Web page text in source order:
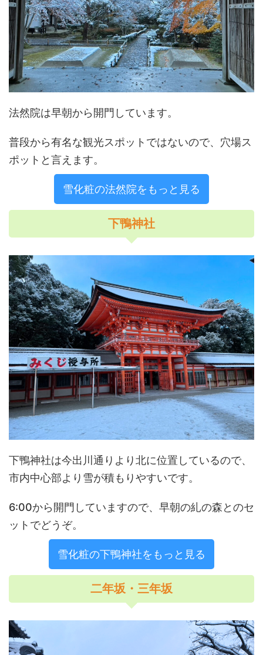
法然院は早朝から開門しています。
普段から有名な観光スポットではないので、穴場ス
ポットと言えます。
雪化粧の法然院をもっと見る
下鴨神社
下鴨神社は今出川通りより北に位置しているので、
市内中心部より雪が積もりやすいです。
6:00から開門していますので、早朝の糺の森とのセ
ットでどうぞ。
雪化粧の下鴨神社をもっと見る
二年坂・三年坂